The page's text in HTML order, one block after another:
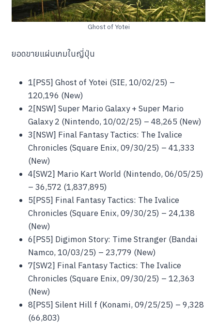
Ghost of Yotei
ยอดขายแผ่นเกมในญี่ปุ่น
1[PS5] Ghost of Yotei (SIE, 10/02/25) –
120,196 (New)
2[NSW] Super Mario Galaxy + Super Mario
Galaxy 2 (Nintendo, 10/02/25) – 48,265 (New)
3[NSW] Final Fantasy Tactics: The Ivalice
Chronicles (Square Enix, 09/30/25) – 41,333
(New)
4[SW2] Mario Kart World (Nintendo, 06/05/25)
– 36,572 (1,837,895)
5[PS5] Final Fantasy Tactics: The Ivalice
Chronicles (Square Enix, 09/30/25) – 24,138
(New)
6[PS5] Digimon Story: Time Stranger (Bandai
Namco, 10/03/25) – 23,779 (New)
7[SW2] Final Fantasy Tactics: The Ivalice
Chronicles (Square Enix, 09/30/25) – 12,363
(New)
8[PS5] Silent Hill f (Konami, 09/25/25) – 9,328
(66,803)